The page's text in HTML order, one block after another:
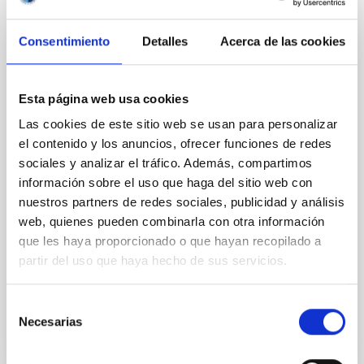
Consentimiento Detalles Acerca de las cookies
Esta página web usa cookies
Las cookies de este sitio web se usan para personalizar
el contenido y los anuncios, ofrecer funciones de redes
sociales y analizar el tráfico. Además, compartimos
información sobre el uso que haga del sitio web con
nuestros partners de redes sociales, publicidad y análisis
web, quienes pueden combinarla con otra información
que les haya proporcionado o que hayan recopilado a
partir del uso que haya hecho de sus servicios.
Necesarias
Magnetic Field Alignment with Dense
Cores in the Transition between Cloud and
Core Scales
In a magnetically dominated model of star formation,
field orientation of star-forming dense cores and the
cloud-scale magnetic field. A. Pandhi et al. showed
instead, however, that the orientation of cores and
their angular momentum vectors appear random
with respect to the larger-scale magnetic
Yin, Sean et al.
Fecha de publicación: